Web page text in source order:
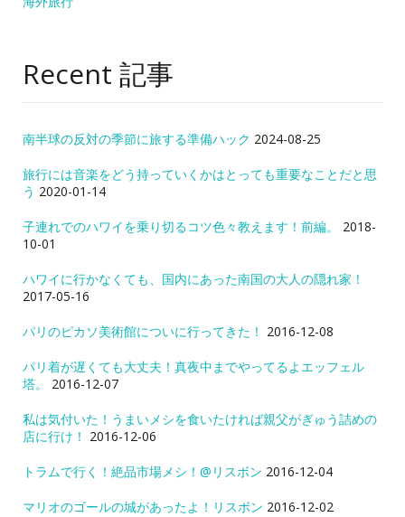
Recent 記事
南半球の反対の季節に旅する準備ハック 2024-08-25
旅行には音楽をどう持っていくかはとっても重要なことだと思
う 2020-01-14
子連れでのハワイを乗り切るコツ色々教えます！前編。
2018-
10-01
ハワイに行かなくても、国内にあった南国の大人の隠れ家！
2017-05-16
パリのピカソ美術館についに行ってきた！ 2016-12-08
パリ着が遅くても大丈夫！真夜中までやってるよエッフェル
塔。
2016-12-07
私は気付いた！うまいメシを食いたければ親父がぎゅう詰めの
店に行け！ 2016-12-06
トラムで行く！絶品市場メシ！@リスボン 2016-12-04
マリオのゴールの城があったよ！リスボン 2016-12-02